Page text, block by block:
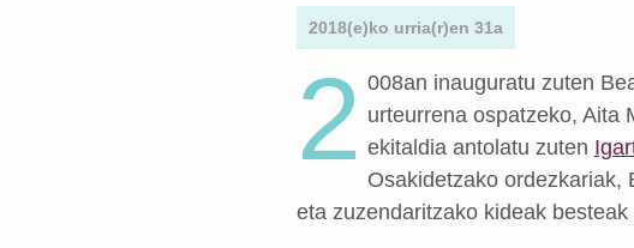
2018(e)ko urria(r)en 31a
2 008an inauguratu zuten
urteurrena ospatzeko, Aita
ekitaldia antolatu zuten
Osakidetzako ordezkariak,
eta zuzendaritzako kideak besteak